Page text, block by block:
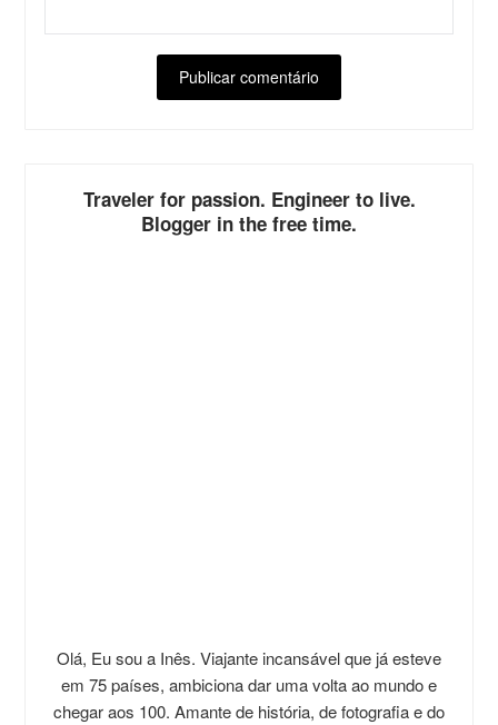
Traveler for passion. Engineer to live.
Blogger in the free time.
Olá, Eu sou a Inês. Viajante incansável que já esteve
em 75 países, ambiciona dar uma volta ao mundo e
chegar aos 100. Amante de história, de fotografia e do